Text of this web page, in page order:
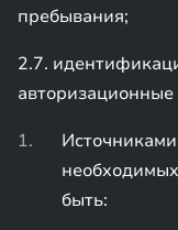
пребывания;
2.7.
быть: